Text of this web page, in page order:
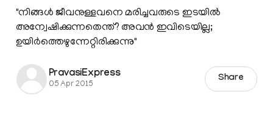
"നിങ്ങള്‍ ജീവനുള്ളവനെ മരിച്ചവരുടെ ഇടയില്‍
അന്വേഷിക്കുന്നതെന്ത്? അവന്‍ ഇവിടെയില്ല;
ഉയിര്‍ത്തെഴുന്നേറ്റിരിക്കുന്നു"
PravasiExpress
05 Apr 2015
Share